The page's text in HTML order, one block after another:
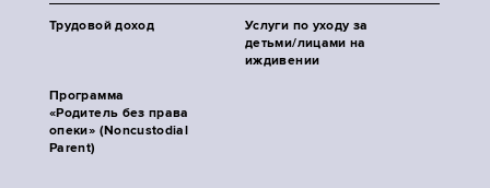
Трудовой доход
Услуги по уходу за
детьми/лицами на
иждивении
Программа
«Родитель без права
опеки» (Noncustodial
Parent)